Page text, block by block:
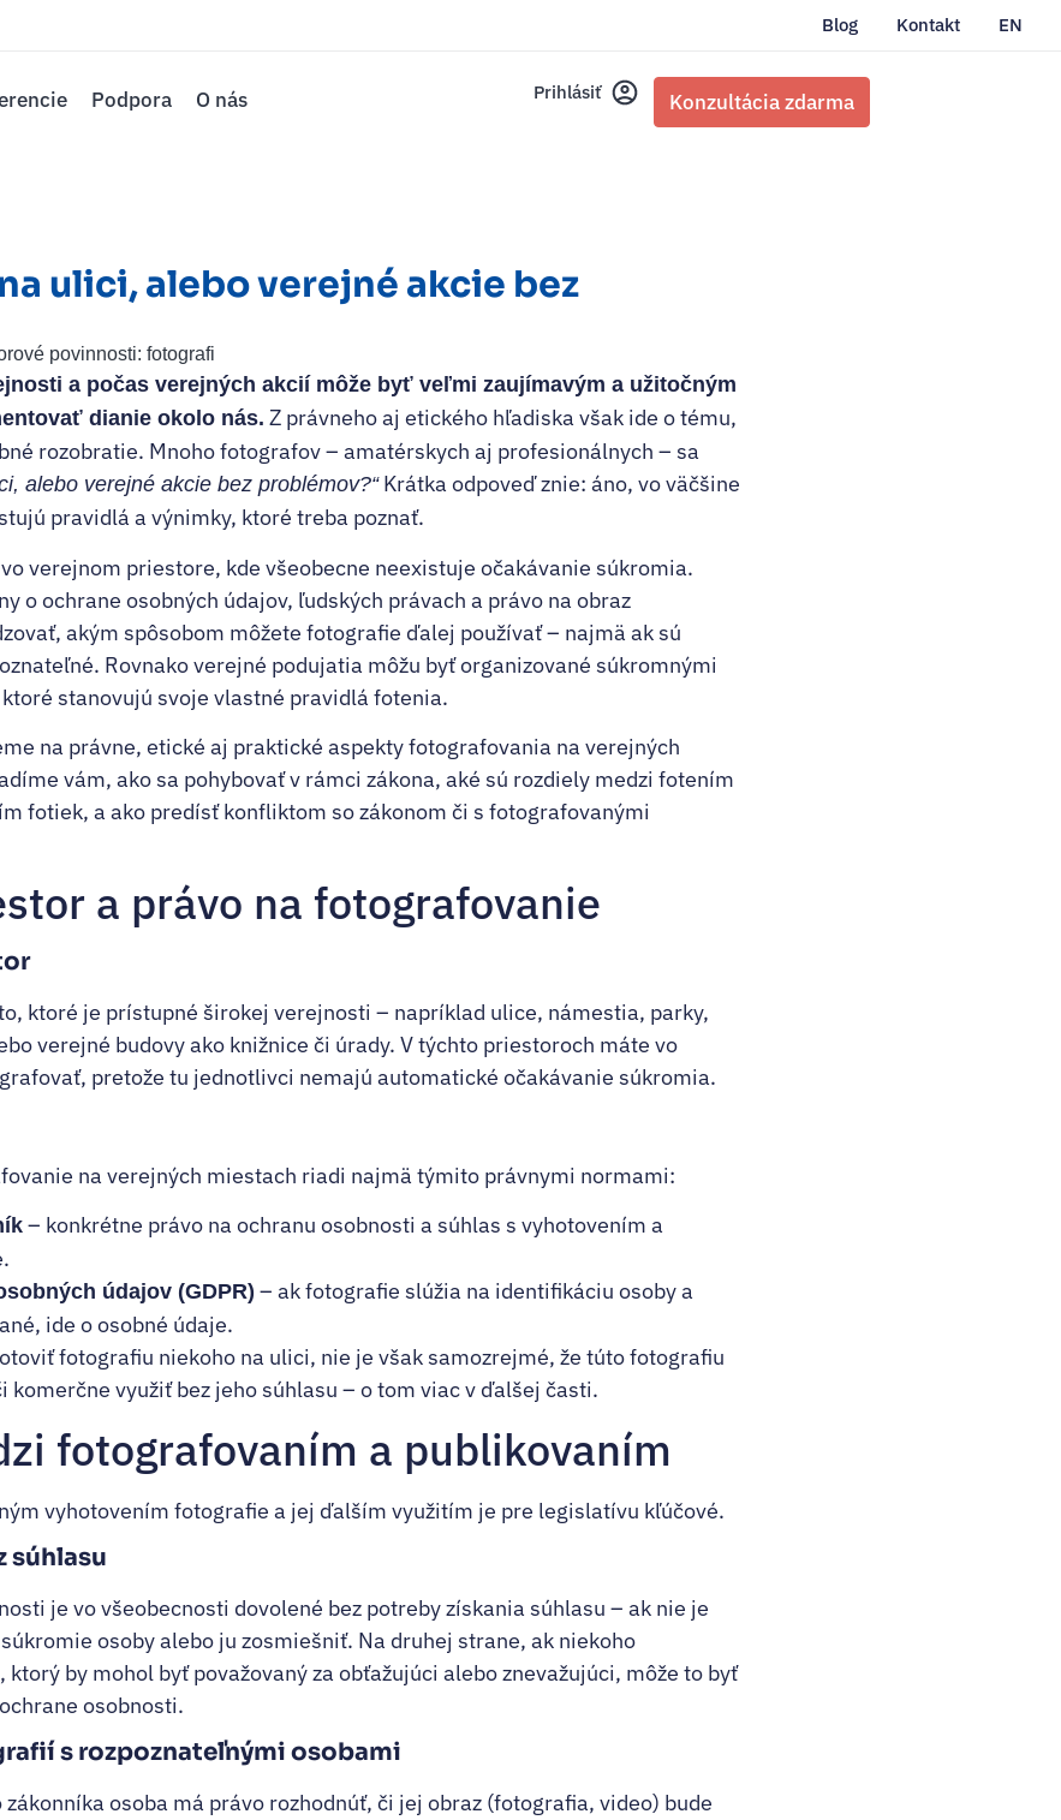
Blog Kontakt EN
Podpora O nás Prihlásiť Konzultácia zdarma
ulici, alebo verejné akcie bez
povinnosti: fotografi
a počas verejných akcií môže byť veľmi zaujímavým a užitočným
dianie okolo nás. Z právneho aj etického hľadiska však ide o tému,
rozobratie. Mnoho fotografov – amatérskych aj profesionálnych – sa
alebo verejné akcie bez problémov?“Krátka odpoveď znie: áno, vo väčšine
pravidlá a výnimky, ktoré treba poznať.
verejnom priestore, kde všeobecne neexistuje očakávanie súkromia.
o ochrane osobných údajov, ľudských právach a právo na obraz
akým spôsobom môžete fotografie ďalej používať – najmä ak sú
Rovnako verejné podujatia môžu byť organizované súkromnými
stanovujú svoje vlastné pravidlá fotenia.
na právne, etické aj praktické aspekty fotografovania na verejných
vám, ako sa pohybovať v rámci zákona, aké sú rozdiely medzi fotením
fotiek, a ako predísť konfliktom so zákonom či s fotografovanými
a právo na fotografovanie
ktoré je prístupné širokej verejnosti – napríklad ulice, námestia, parky,
verejné budovy ako knižnice či úrady. V týchto priestoroch máte vo
pretože tu jednotlivci nemajú automatické očakávanie súkromia.
na verejných miestach riadi najmä týmito právnymi normami:
– konkrétne právo na ochranu osobnosti a súhlas s vyhotovením a
údajov (GDPR) – ak fotografie slúžia na identifikáciu osoby a
ide o osobné údaje.
fotografiu niekoho na ulici, nie je však samozrejmé, že túto fotografiu
komerčne využiť bez jeho súhlasu – o tom viac v ďalšej časti.
fotografovaním a publikovaním
vyhotovením fotografie a jej ďalším využitím je pre legislatívu kľúčové.
súhlasu
je vo všeobecnosti dovolené bez potreby získania súhlasu – ak nie je
osoby alebo ju zosmiešniť. Na druhej strane, ak niekoho
by mohol byť považovaný za obťažujúci alebo znevažujúci, môže to byť
osobnosti.
s rozpoznateľnými osobami
osoba má právo rozhodnúť, či jej obraz (fotografia, video) bude